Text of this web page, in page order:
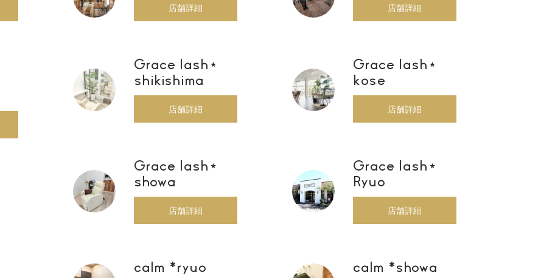
店舗詳細 店舗詳細
Grace lash⋆
shikishima
店舗詳細
Grace lash⋆
kose
店舗詳細
Grace lash⋆
showa
店舗詳細
Grace lash⋆
Ryuo
店舗詳細
calm *ryuo calm *showa